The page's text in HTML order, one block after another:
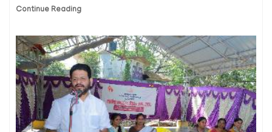
Continue Reading